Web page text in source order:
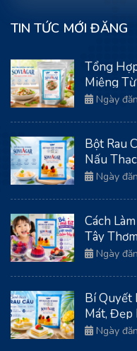
TIN TỨC MỚI ĐĂNG
Tổng
Miệng Từ
SoviAgar
Ngày
Bột Rau
Nấu
Ngày
Cách
Tây
TítNgày
Bí Quyết
Mát, Đẹp
Soviagar
Ngày